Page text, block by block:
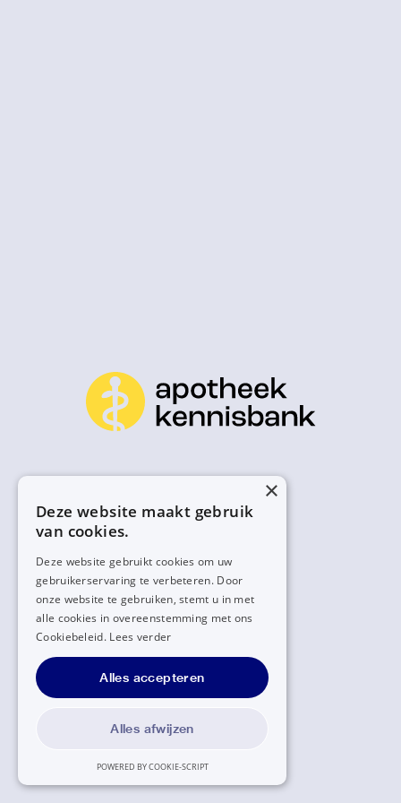
×
Deze website maakt gebruik
van cookies.
Deze website gebruikt cookies om uw
gebruikerservaring te verbeteren. Door
onze website te gebruiken, stemt u in met
alle cookies in overeenstemming met ons
Cookiebeleid. Lees verder
Alles accepteren
Alles afwijzen
POWERED BY COOKIE-SCRIPT